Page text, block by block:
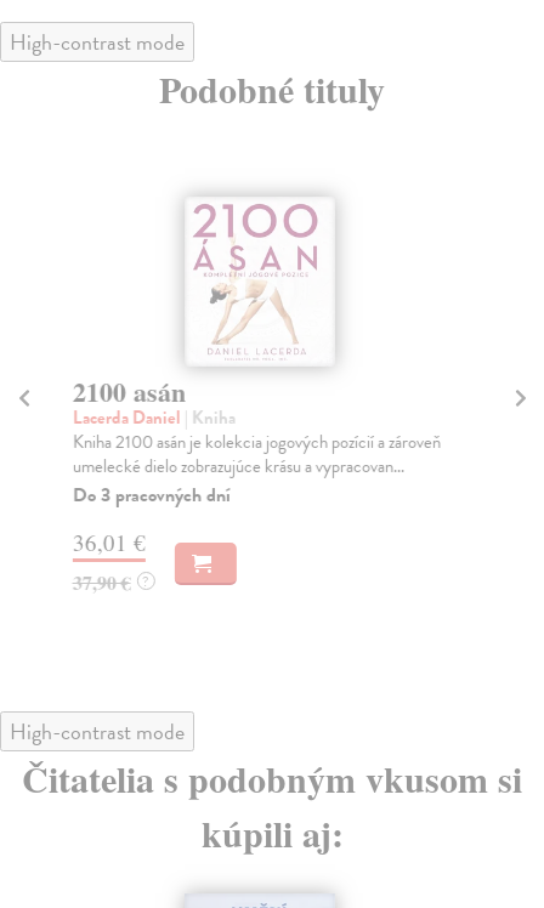
High-contrast mode
Podobné tituly
2100 asán
Lacerda Daniel | Kniha
Kniha 2100 asán je kolekcia jogových pozícií a zároveň
umelecké dielo zobrazujúce krásu a vypracovan...
Do 3 pracovných dní
36,01 €
37,90 € ?
High-contrast mode
Čitatelia s podobným vkusom si
kúpili aj: